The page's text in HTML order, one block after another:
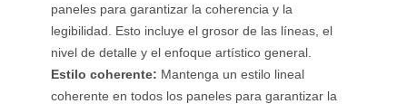
paneles para garantizar la coherencia y la
legibilidad. Esto incluye el grosor de las líneas, el
nivel de detalle y el enfoque artístico general.
Estilo coherente: Mantenga un estilo lineal
coherente en todos los paneles para garantizar la